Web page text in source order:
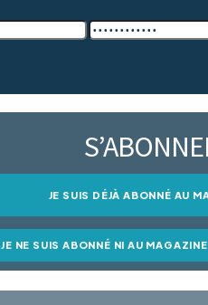
JE SUIS DÉJÀ ABONNÉ AU
JE NE SUIS ABONNÉ NI AU